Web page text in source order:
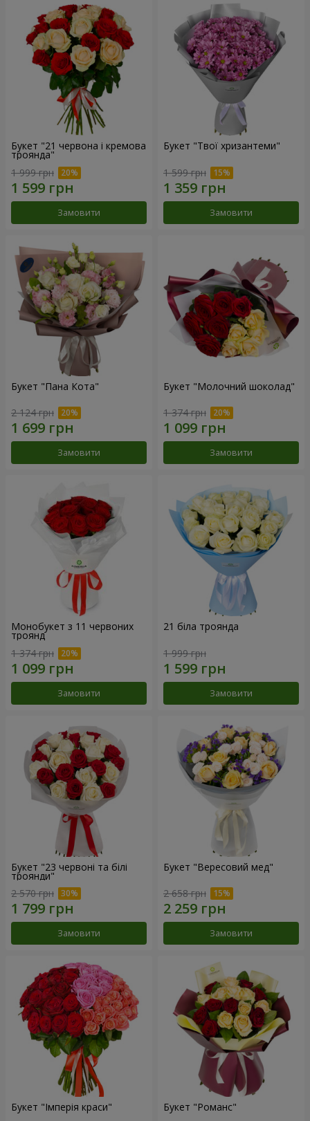
Букет "21 червона і кремова
троянда"
1 999 грн
Замовити
Букет "Твої хризантеми"
1 599 грн
Замовити
Букет "Пана Кота"
2 124 грн
Замовити
Букет "Молочний шоколад"
1 374 грн
Замовити
Монобукет з 11 червоних
троянд
1 374 грн
Замовити
21 біла троянда
1 999 грн
Замовити
Букет "23 червоні та білі
троянди"
2 570 грн
Замовити
Букет "Вересовий мед"
2 658 грн
Замовити
Букет "Імперія краси" Букет "Романс"